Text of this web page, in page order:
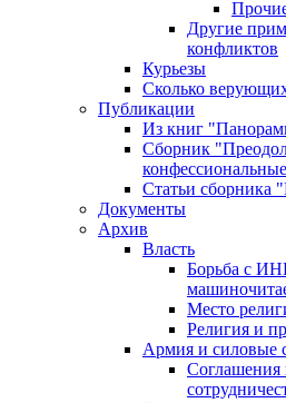
Другие
конфликтов
Курьезы
Сколько
Публикации
Из книг
Сборник
Статьи сборника
Документы
Архив
Власть
Борьба с
Место
Религия и
Армия и силовые
Соглашения